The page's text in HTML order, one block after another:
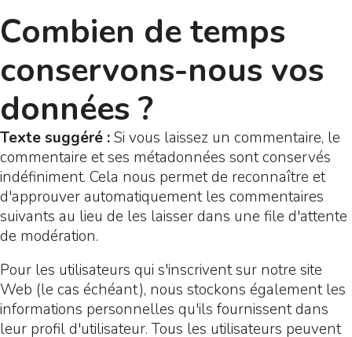
Combien de temps
conservons-nous vos
données ?
Texte suggéré :Si vous laissez un commentaire, le
commentaire et ses métadonnées sont conservés
indéfiniment. Cela nous permet de reconnaître et
d'approuver automatiquement les commentaires
suivants au lieu de les laisser dans une file d'attente
de modération.
Pour les utilisateurs qui s'inscrivent sur notre site
Web (le cas échéant), nous stockons également les
informations personnelles qu'ils fournissent dans
leur profil d'utilisateur. Tous les utilisateurs peuvent